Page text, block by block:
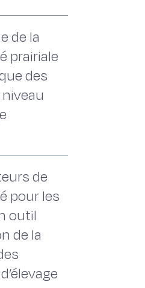
de la
prairiale
des
de
pour les
outil
de la